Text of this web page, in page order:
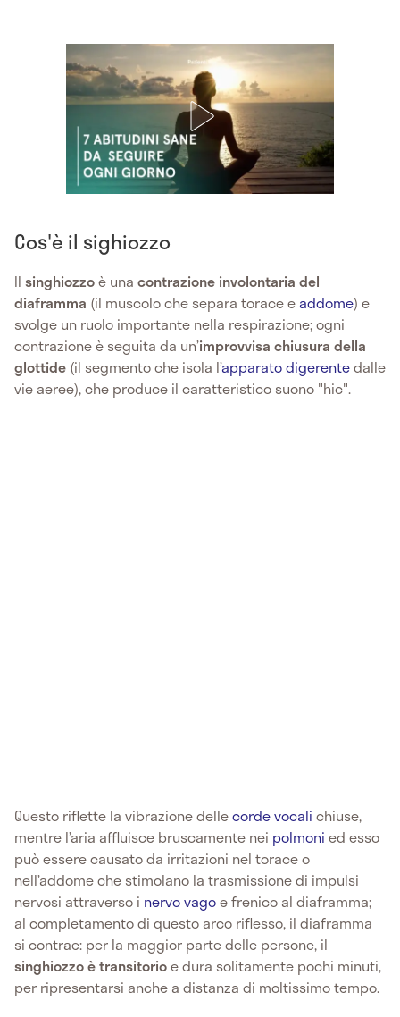
Cos'è il sighiozzo
Il singhiozzoè una contrazione involontaria del
diaframma (il muscolo che separa torace eaddome) e
svolge un ruolo importante nella respirazione; ogni
contrazione è seguita da un’improvvisa chiusura della
glottide (il segmento che isola l’apparato digerentedalle
vie aeree), che produce il caratteristico suono "hic".
Questo riflette la vibrazione dellecorde vocali chiuse,
mentre l’aria affluisce bruscamente nei polmoni ed esso
può essere causato da irritazioni nel torace o
nell’addome che stimolano la trasmissione di impulsi
nervosi attraverso i nervo vagoe frenico al diaframma;
al completamento di questo arco riflesso, il diaframma
si contrae: per la maggior parte delle persone, il
singhiozzo è transitorioe dura solitamente pochi minuti,
per ripresentarsi anche a distanza di moltissimo tempo.